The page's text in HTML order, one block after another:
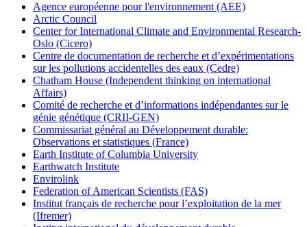
Agence européenne pour l'environnement (AEE)
Arctic Council
Center for International Climate and Environmental Research-
Oslo (Cicero)
Centre de documentation de recherche et d’expérimentations
sur les pollutions accidentelles des eaux (Cedre)
Chatham House (Independent thinking on international
Affairs)
Comité de recherche et d’informations indépendantes sur le
génie génétique (CRII-GEN)
Commissariat général au Développement durable:
Observations et statistiques (France)
Earth Institute of Columbia University
Earthwatch Institute
Envirolink
Federation of American Scientists (FAS)
Institut français de recherche pour l’exploitation de la mer
(Ifremer)